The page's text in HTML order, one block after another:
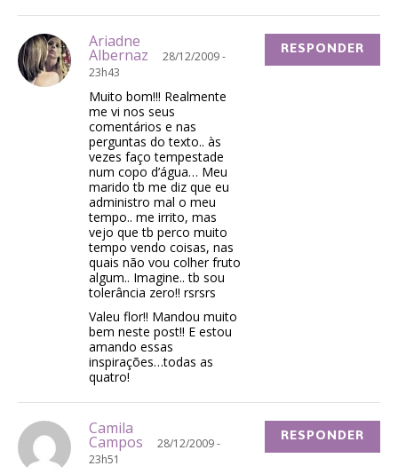
Ariadne
Albernaz
28/12/2009 -
23h43
Muito bom!!! Realmente
me vi nos seus
comentários e nas
perguntas do texto.. às
vezes faço tempestade
num copo d’água… Meu
marido tb me diz que eu
administro mal o meu
tempo.. me irrito, mas
vejo que tb perco muito
tempo vendo coisas, nas
quais não vou colher fruto
algum.. Imagine.. tb sou
tolerância zero!! rsrsrs
Valeu flor!! Mandou muito
bem neste post!! E estou
amando essas
inspirações…todas as
quatro!
RESPONDER
Camila
Campos
28/12/2009 -
23h51
RESPONDER